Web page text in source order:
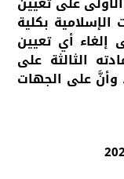
بكلية
إلغاء أي تعيين
الثالثة على
وأنَّ على الجهات